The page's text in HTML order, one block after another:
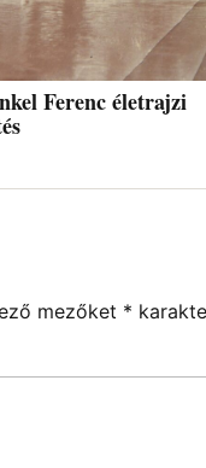
Ferenc életrajzi
mezőket *